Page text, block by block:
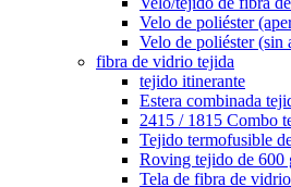
Velo de poliéster
Velo de poliéster (sin
fibra de vidrio tejida
tejido itinerante
Estera combinada
2415 / 1815 Combo
Tejido termofusible
Roving tejido de 600
Tela de fibra de